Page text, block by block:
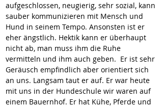
aufgeschlossen, neugierig, sehr sozial, kann
sauber kommunizieren mit Mensch und
Hund in seinem Tempo. Ansonsten ist er
eher ängstlich. Hektik kann er überhaupt
nicht ab, man muss ihm die Ruhe
vermitteln und ihm auch geben.  Er ist sehr
Geräusch empfindlich aber orientiert sich
an uns. Langsam taut er auf. Er war heute
mit uns in der Hundeschule wir waren auf
einem Bauernhof. Er hat Kühe, Pferde und